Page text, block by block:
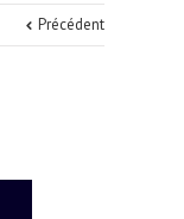
Précédent